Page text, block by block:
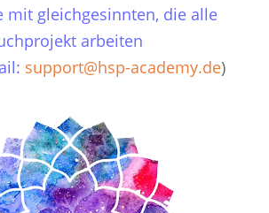
mit gleichgesinnten, die alle
arbeiten
support@hsp-academy.de)